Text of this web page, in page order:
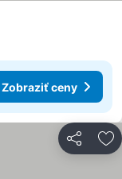
Zobraziť ceny
Zdieľať